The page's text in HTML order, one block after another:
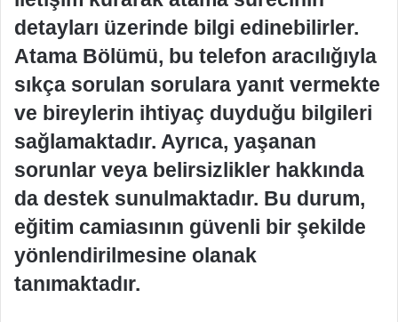
detayları üzerinde bilgi edinebilirler.
Atama Bölümü, bu telefon aracılığıyla
sıkça sorulan sorulara yanıt vermekte
ve bireylerin ihtiyaç duyduğu bilgileri
sağlamaktadır. Ayrıca, yaşanan
sorunlar veya belirsizlikler hakkında
da destek sunulmaktadır. Bu durum,
eğitim camiasının güvenli bir şekilde
yönlendirilmesine olanak
tanımaktadır.